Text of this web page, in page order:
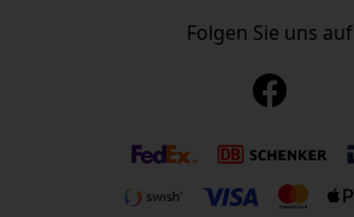
www.myfirst.se
Folgen Sie uns auf